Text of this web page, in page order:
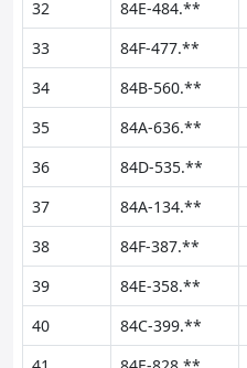
32
84E-484.**
33
84F-477.**
34
84B-560.**
35
84A-636.**
36
84D-535.**
37
84A-134.**
38
84F-387.**
39
84E-358.**
40
84C-399.**